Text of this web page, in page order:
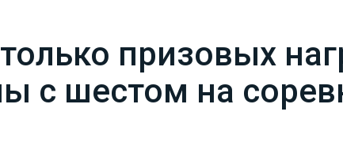
призовых
с шестом на